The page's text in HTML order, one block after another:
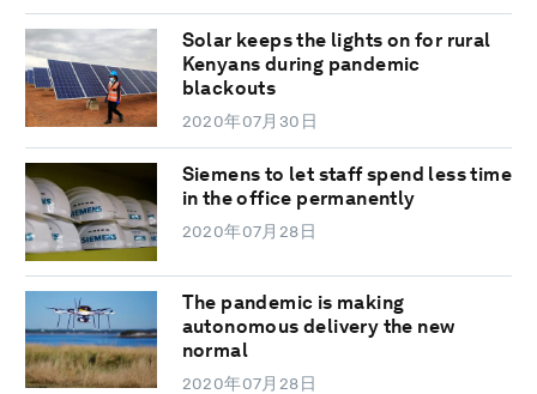
Solar keeps the lights on for rural
Kenyans during pandemic
blackouts
2020年07月30日
Siemens to let staff spend less time
in the office permanently
2020年07月28日
The pandemic is making
autonomous delivery the new
normal
2020年07月28日